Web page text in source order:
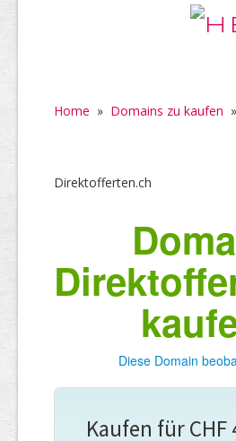
Home » Domains zu kaufen »
Direktofferten.ch
Diese Domain
Kaufen für CHF